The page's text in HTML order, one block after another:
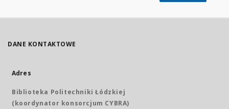
DANE KONTAKTOWE
Adres
Biblioteka Politechniki Łódzkiej
(koordynator konsorcjum CYBRA)